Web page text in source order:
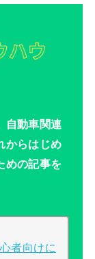
自動車関連
からはじめ
めの記事を
者向けに